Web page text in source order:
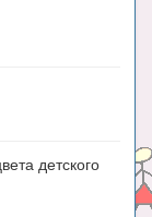
детского